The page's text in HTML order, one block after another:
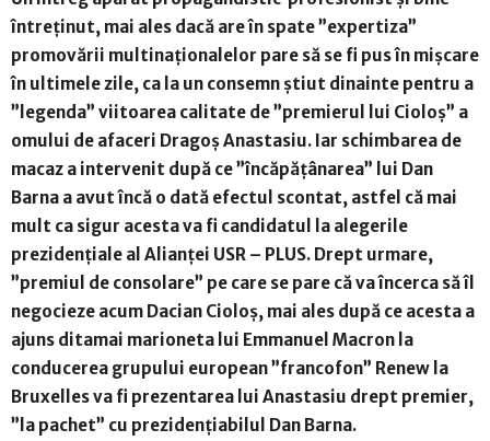
întreținut, mai ales dacă are în spate ”expertiza”
promovării multinaționalelor pare să se fi pus în mișcare
în ultimele zile, ca la un consemn știut dinainte pentru a
”legenda” viitoarea calitate de ”premierul lui Cioloș” a
omului de afaceri Dragoș Anastasiu. Iar schimbarea de
macaz a intervenit după ce ”încăpățânarea” lui Dan
Barna a avut încă o dată efectul scontat, astfel că mai
mult ca sigur acesta va fi candidatul la alegerile
prezidențiale al Alianței USR – PLUS. Drept urmare,
”premiul de consolare” pe care se pare că va încerca să îl
negocieze acum Dacian Cioloș, mai ales după ce acesta a
ajuns ditamai marioneta lui Emmanuel Macron la
conducerea grupului european ”francofon” Renew la
Bruxelles va fi prezentarea lui Anastasiu drept premier,
”la pachet” cu prezidențiabilul Dan Barna.